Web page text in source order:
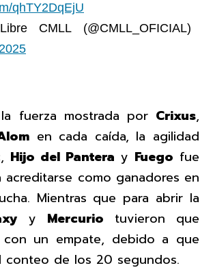
qhTY2DqEjU
CMLL (@CMLL_OFICIAL)
fuerza mostrada por Crixus,
en cada caída, la agilidad
, Hijo del Pantera y Fuego fue
acreditarse como ganadores en
Mientras que para abrir la
y Mercurio tuvieron que
con un empate, debido a que
conteo de los 20 segundos.